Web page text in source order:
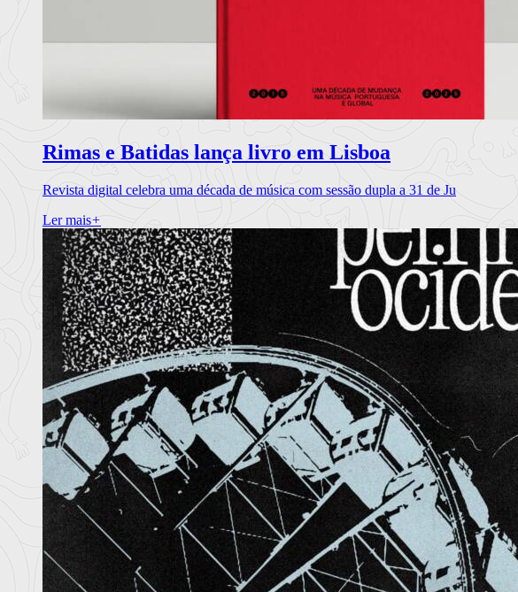
Rimas e Batidas lança livro em Lisboa
Revista digital celebra uma década de música com sessão dupla a 31 de Ju
Ler mais+